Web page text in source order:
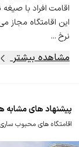
اقامت افراد با
نرخ ...
مشاهده بیشتر
پیشنهاد های
اقامتگاه های محبوب ساری